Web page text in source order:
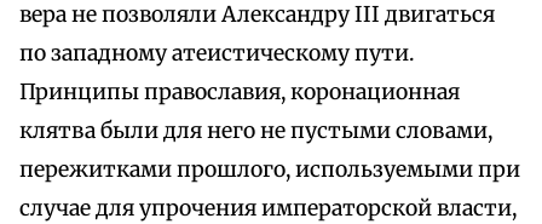
вера не позволяли Александру III двигаться
по западному атеистическому пути.
Принципы православия, коронационная
клятва были для него не пустыми словами,
пережитками прошлого, используемыми при
случае для упрочения императорской власти,